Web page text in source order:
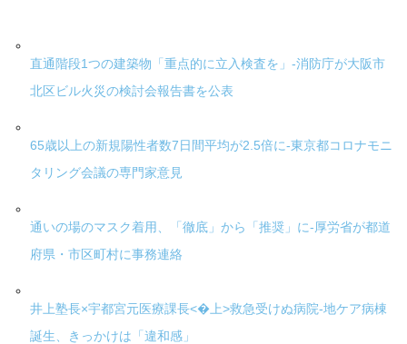
直通階段1つの建築物「重点的に立入検査を」-消防庁が大阪市
北区ビル火災の検討会報告書を公表
65歳以上の新規陽性者数7日間平均が2.5倍に-東京都コロナモニ
タリング会議の専門家意見
通いの場のマスク着用、「徹底」から「推奨」に-厚労省が都道
府県・市区町村に事務連絡
井上塾長×宇都宮元医療課長<�上>救急受けぬ病院-地ケア病棟
誕生、きっかけは「違和感」